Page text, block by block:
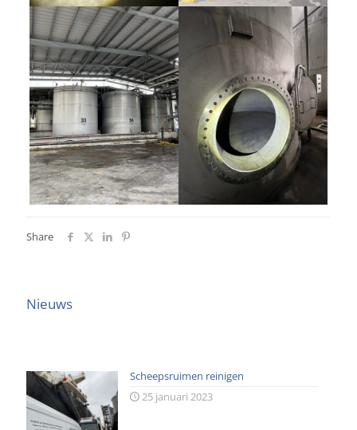
Share
Nieuws
Scheepsruimen reinigen
25 januari 2023